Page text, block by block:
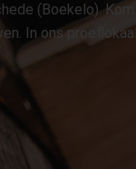
(Boekelo). Kom
In ons proeflokaal